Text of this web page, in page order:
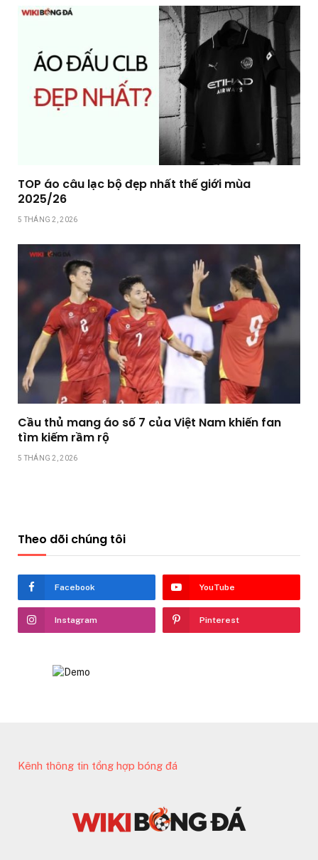
TOP áo câu lạc bộ đẹp nhất thế giới mùa
2025/26
5 THÁNG 2, 2026
Cầu thủ mang áo số 7 của Việt Nam khiến fan
tìm kiếm rầm rộ
5 THÁNG 2, 2026
Theo dõi chúng tôi
Facebook YouTube
Instagram Pinterest
Kênh thông tin tổng hợp bóng đá